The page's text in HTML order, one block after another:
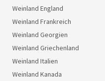
Weinland England
Weinland Frankreich
Weinland Georgien
Weinland Griechenland
Weinland Italien
Weinland Kanada